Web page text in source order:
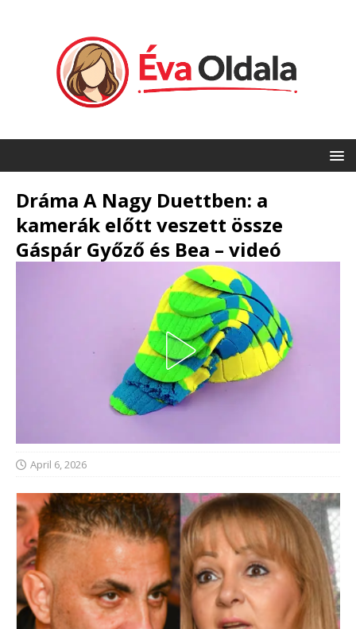
Dráma A Nagy Duettben: a
kamerák előtt veszett össze
Gáspár Győző és Bea – videó
April 6, 2026